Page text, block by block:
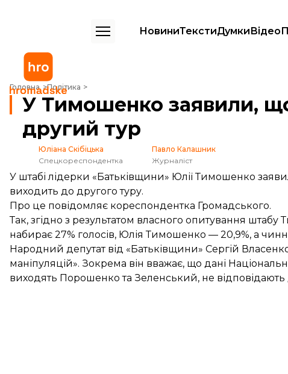
НовиниТекстиДумкиВідео
Головна Політика
У Тимошенко заявили, що вона проходить у другий тур
У Тимошенко заявили,
другий тур
Юліана Скібіцька
Спецкореспондентка
Павло Калашник
Журналіст
У штабі лідерки «Батьківщини» Юлії Тимошенко
виходить до другого туру.
Про це повідомляє кореспондентка Громадського.
Так, згідно з результатом власного опитування
набирає 27% голосів, Юлія Тимошенко — 20,9%, а
Народний депутат від «Батьківщини» Сергій
маніпуляцій». Зокрема він вважає, що дані
виходять Порошенко та Зеленський, не відповідають